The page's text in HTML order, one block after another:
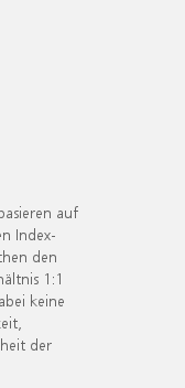
auf
Index-
den
1:1
keine
der